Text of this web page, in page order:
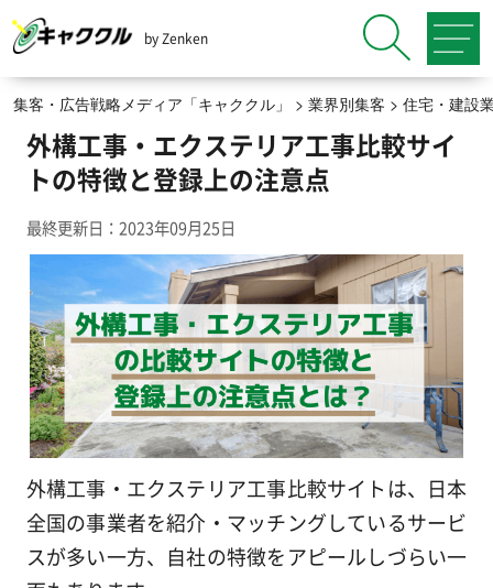
by Zenken
集客・広告戦略メディア「キャククル」 > 業界別集客 > 住宅・建設
外構工事・エクステリア工事比較サイ
トの特徴と登録上の注意点
最終更新日：2023年09月25日
外構工事・エクステリア工事比較サイトは、日本
全国の事業者を紹介・マッチングしているサービ
スが多い一方、自社の特徴をアピールしづらい一